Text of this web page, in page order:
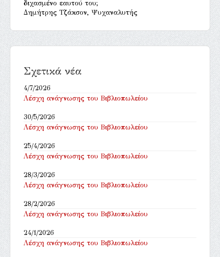
διχασμένο εαυτού του;
Δημήτρης Τζάκσον, Ψυχαναλυτής
Σχετικά νέα
4/7/2026
Λέσχη ανάγνωσης του Βιβλιοπωλείου
30/5/2026
Λέσχη ανάγνωσης του Βιβλιοπωλείου
25/4/2026
Λέσχη ανάγνωσης του Βιβλιοπωλείου
28/3/2026
Λέσχη ανάγνωσης του Βιβλιοπωλείου
28/2/2026
Λέσχη ανάγνωσης του Βιβλιοπωλείου
24/1/2026
Λέσχη ανάγνωσης του Βιβλιοπωλείου